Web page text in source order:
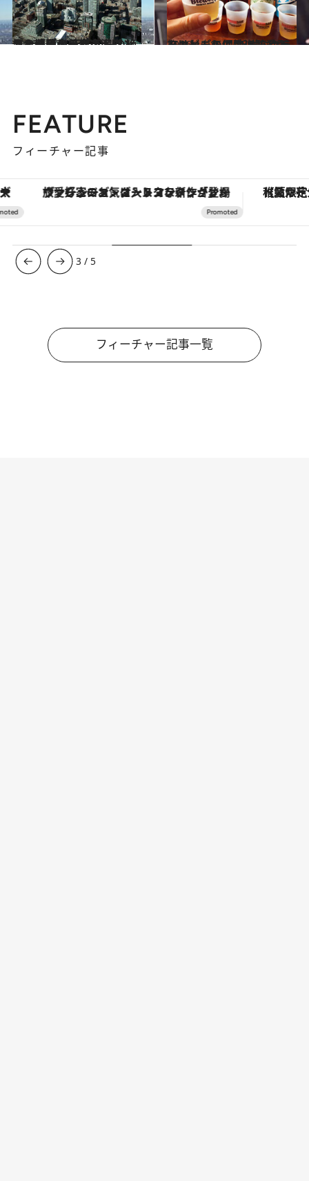
2016.10.29
カナダ最大の都市トロントを散策し 天空からの絶景と感動の美食を満喫！
旅＆お出かけ 2016.11.15
トロントの個性派醸造所をはしごして 新鮮なクラフトビールに酔いしれる
旅＆お出かけ
FEATURE
フィーチャー記事
ヴァシュロン・コンスタンタン「オーヴァーシーズ・オートマティック」。旅愛好家のお気に入りコレクションから、ジェンダーレスな新作が登場 【夏限定ディナーコース】旬
3 / 5
フィーチャー記事一覧